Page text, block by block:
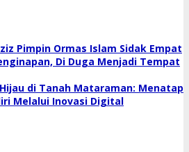
Pimpin Ormas Islam Sidak Empat
Di Duga Menjadi Tempat
di Tanah Mataraman: Menatap
Melalui Inovasi Digital